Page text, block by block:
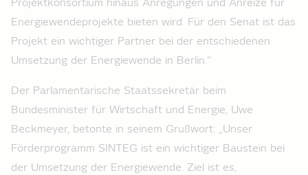
Projektkonsortium hinaus Anregungen und Anreize für
Energiewendeprojekte bieten wird. Für den Senat ist das
Projekt ein wichtiger Partner bei der entschiedenen
Umsetzung der Energiewende in Berlin.“
Der Parlamentarische Staatssekretär beim
Bundesminister für Wirtschaft und Energie, Uwe
Beckmeyer, betonte in seinem Grußwort: „Unser
Förderprogramm SINTEG ist ein wichtiger Baustein bei
der Umsetzung der Energiewende. Ziel ist es,